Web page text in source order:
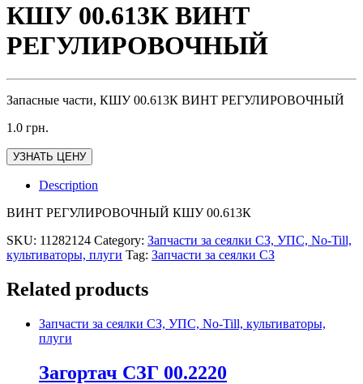
КШУ 00.613К ВИНТ
РЕГУЛИРОВОЧНЫЙ
Запасные части, КШУ 00.613К ВИНТ РЕГУЛИРОВОЧНЫЙ
1.0 грн.
УЗНАТЬ ЦЕНУ
Description
ВИНТ РЕГУЛИРОВОЧНЫЙ КШУ 00.613К
SKU: 11282124 Category: Запчасти за сеялки СЗ, УПС, No-Till,
культиваторы, плуги Tag: Запчасти за сеялки СЗ
Related products
Запчасти за сеялки СЗ, УПС, No-Till, культиваторы,
плуги
Загортач СЗГ 00.2220